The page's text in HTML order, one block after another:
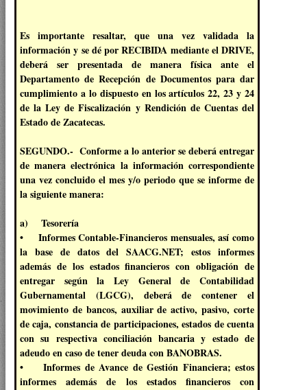
Es importante resaltar, que una vez validada la
información y se dé por RECIBIDA mediante el DRIVE,
deberá ser presentada de manera física ante el
Departamento de Recepción de Documentos para dar
cumplimiento a lo dispuesto en los artículos 22, 23 y 24
de la Ley de Fiscalización y Rendición de Cuentas del
Estado de Zacatecas.
SEGUNDO.- Conforme a lo anterior se deberá entregar
de manera electrónica la información correspondiente
una vez concluido el mes y/o periodo que se informe de
la siguiente manera:
a) Tesorería
• Informes Contable-Financieros mensuales, así como
la base de datos del SAACG.NET; estos informes
además de los estados financieros con obligación de
entregar según la Ley General de Contabilidad
Gubernamental (LGCG), deberá de contener el
movimiento de bancos, auxiliar de activo, pasivo, corte
de caja, constancia de participaciones, estados de cuenta
con su respectiva conciliación bancaria y estado de
adeudo en caso de tener deuda con BANOBRAS.
• Informes de Avance de Gestión Financiera; estos
informes además de los estados financieros con